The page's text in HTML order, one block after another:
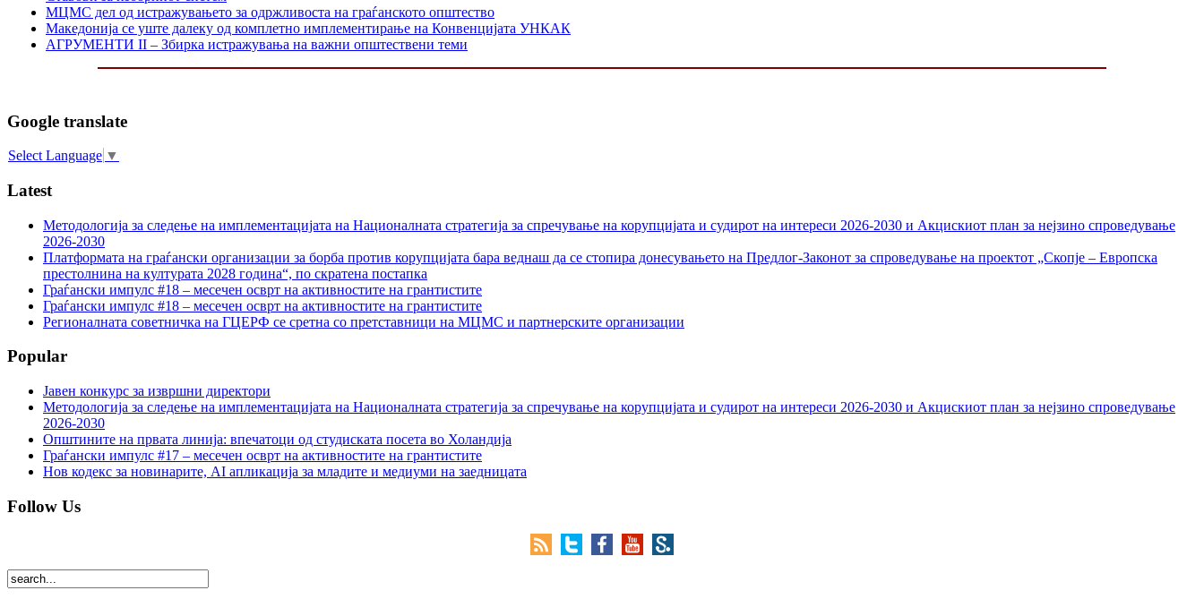
МЦМС дел од истражувањето за одржливоста на граѓанското општество
Македонија се уште далеку од комплетно имплементирање на Конвенцијата УНКАК
АГРУМЕНТИ II – Збирка истражувања на важни општествени теми
Google translate
Select Language ▼
Latest
Методологија за следење на имплементацијата на Националната стратегија за спречување на корупцијата и судирот на интереси 2026-2030 и Акцискиот план за нејзино спроведување
2026-2030
Платформата на граѓански организации за борба против корупцијата бара веднаш да се стопира донесувањето на Предлог-Законот за спроведување на проектот „Скопје – Европска
престолнина на културата 2028 година“, по скратена постапка
Граѓански импулс #18 – месечен осврт на активностите на грантистите
Граѓански импулс #18 – месечен осврт на активностите на грантистите
Регионалната советничка на ГЦЕРФ се сретна со претставници на МЦМС и партнерските организации
Popular
Јавен конкурс за извршни директори
Методологија за следење на имплементацијата на Националната стратегија за спречување на корупцијата и судирот на интереси 2026-2030 и Акцискиот план за нејзино спроведување
2026-2030
Општините на првата линија: впечатоци од студиската посета во Холандија
Граѓански импулс #17 – месечен осврт на активностите на грантистите
Нов кодекс за новинарите, AI апликација за младите и медиуми на заедницата
Follow Us